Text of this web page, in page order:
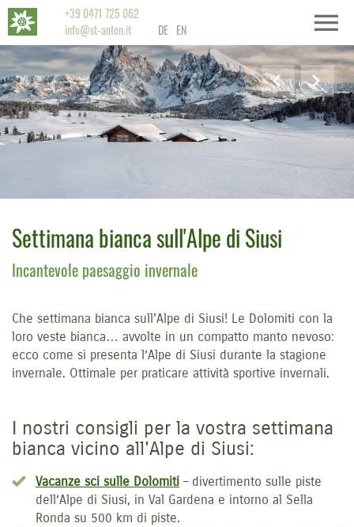
+39 0471 725 062
info@st-anton.it
DE EN
Settimana bianca sull'Alpe di Siusi
Incantevole paesaggio invernale
Che settimana bianca sull'Alpe di Siusi! Le Dolomiti con la
loro veste bianca… avvolte in un compatto manto nevoso:
ecco come si presenta l’Alpe di Siusi durante la stagione
invernale. Ottimale per praticare attività sportive invernali.
I nostri consigli per la vostra settimana
bianca vicino all'Alpe di Siusi:
Vacanze sci sulle Dolomiti – divertimento sulle piste
dell’Alpe di Siusi, in Val Gardena e intorno al Sella
Ronda su 500 km di piste.